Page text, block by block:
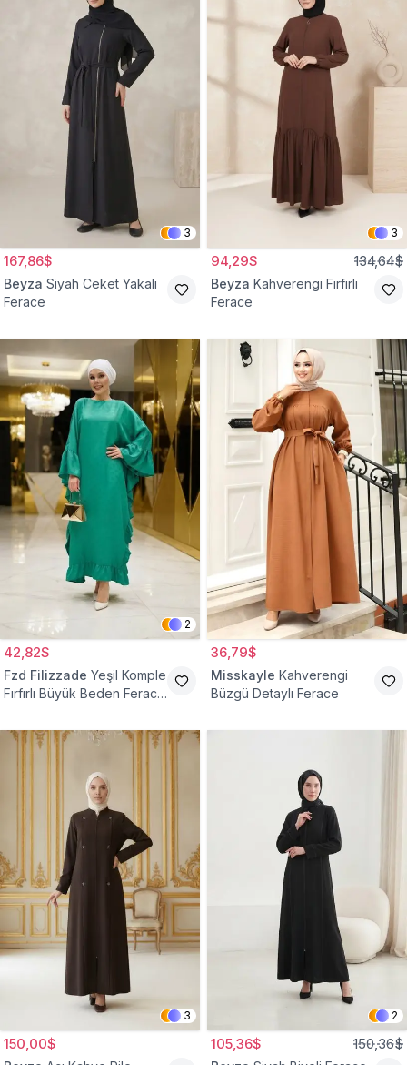
3
167,86$
Beyza Siyah Ceket Yakalı
Ferace
3
94,29$ 134,64$
Beyza Kahverengi Fırfırlı
Ferace
2
42,82$
Fzd Filizzade Yeşil Komple
Fırfırlı Büyük Beden Ferace
36,79$
Misskayle Kahverengi
Büzgü Detaylı Ferace
3
150,00$
2
105,36$ 150,36$